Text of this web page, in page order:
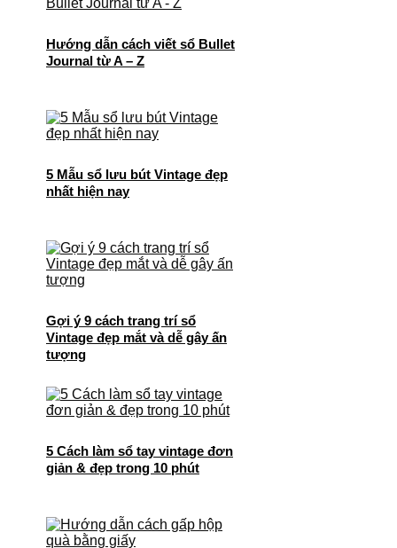
Hướng dẫn cách viết sổ Bullet
Journal từ A – Z
5 Mẫu sổ lưu bút Vintage đẹp
nhất hiện nay
Gợi ý 9 cách trang trí sổ
Vintage đẹp mắt và dễ gây ấn
tượng
5 Cách làm sổ tay vintage đơn
giản & đẹp trong 10 phút